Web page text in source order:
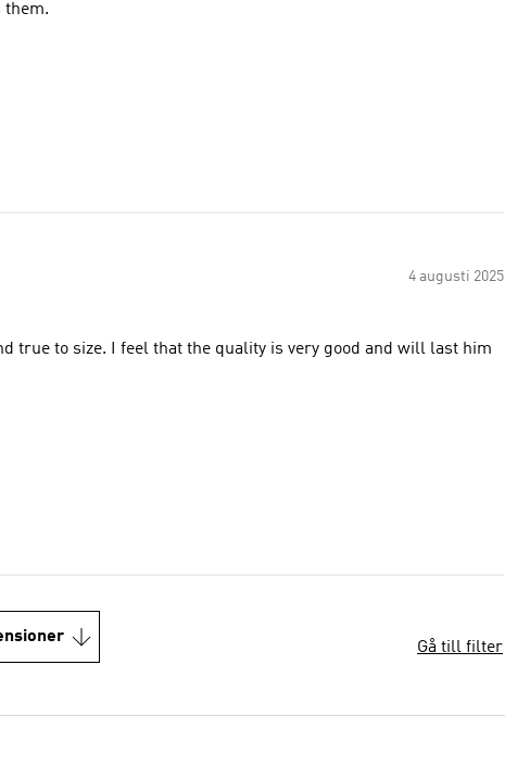
them.
4 augusti 2025
true to size. I feel that the quality is very good and will last him
Gå till filter